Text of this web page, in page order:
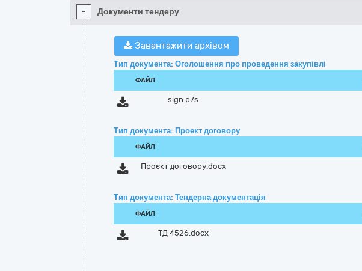
- Документи тендеру
Завантажити архівом
Тип документа: Оголошення про проведення закупівлі
ФАЙЛ
sign.p7s
Тип документа: Проект договору
ФАЙЛ
Проєкт договору.docx
Тип документа: Тендерна документація
ФАЙЛ
ТД 4526.docx